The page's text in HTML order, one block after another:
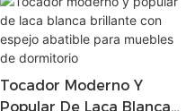
Tocador Moderno Y
Popular De Laca Blanca